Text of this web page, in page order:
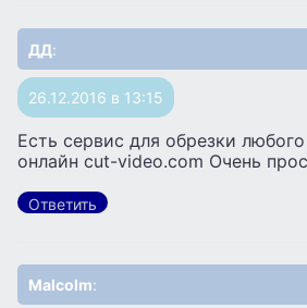
ДД:
26.12.2016 в 13:15
Есть сервис для обрезки
онлайн cut-video.com Очень
Ответить
Malcolm: